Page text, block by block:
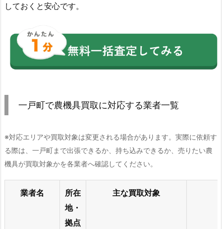
しておくと安心です。
一戸町で農機具買取に対応する業者一覧
※対応エリアや買取対象は変更される場合があります。実際に依頼す
る際は、一戸町まで出張できるか、持ち込みできるか、売りたい農
機具が買取対象かを各業者へ確認してください。
業者名
所在
地・
拠点
主な買取対象